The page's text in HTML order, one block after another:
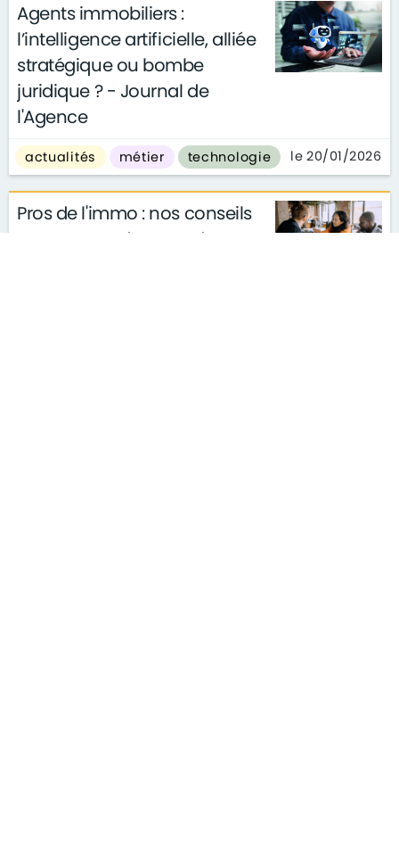
Agents immobiliers :
l’intelligence artificielle, alliée
stratégique ou bombe
juridique ? - Journal de
l'Agence
actualités métier technologie le 20/01/2026
Pros de l'immo : nos conseils
pour rentrer des mandats